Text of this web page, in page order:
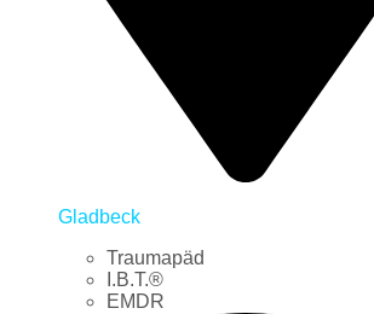
Gladbeck
Traumapäd
I.B.T.®
EMDR